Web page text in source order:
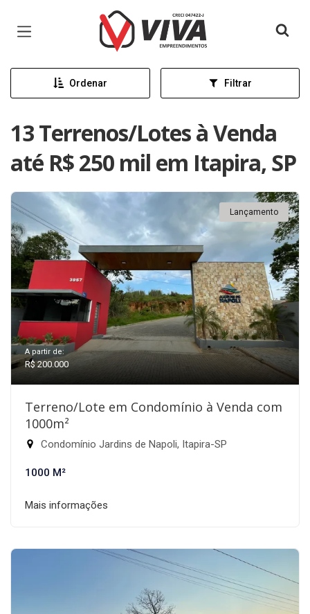
Página inicial
Ordenar Filtrar
13 Terrenos/Lotes à Venda
até R$ 250 mil em Itapira, SP
Lançamento
A partir de:
R$ 200.000
Terreno/Lote em Condomínio à Venda com
1000m²
Condomínio Jardins de Napoli, Itapira-SP
1000 M²
Mais informações